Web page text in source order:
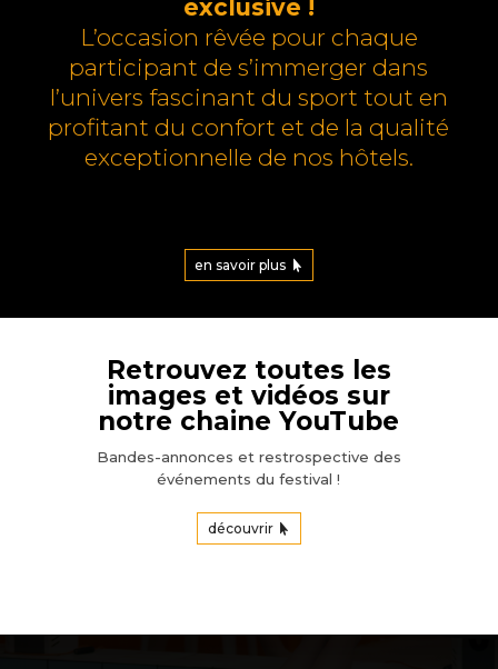
exclusive !
L’occasion rêvée pour chaque
participant de s’immerger dans
l’univers fascinant du sport tout en
profitant du confort et de la qualité
exceptionnelle de nos hôtels.
en savoir plus
Retrouvez toutes les
images et vidéos sur
notre chaine YouTube
Bandes-annonces et restrospective des
événements du festival !
découvrir